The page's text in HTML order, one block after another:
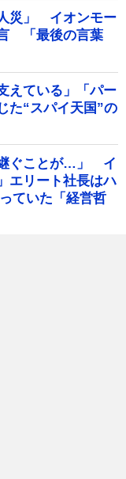
災」 イオンモー
「最後の言葉
えている」「パー
た“スパイ天国”の
継ぐことが…」 イ
エリート社長はハ
ていた「経営哲